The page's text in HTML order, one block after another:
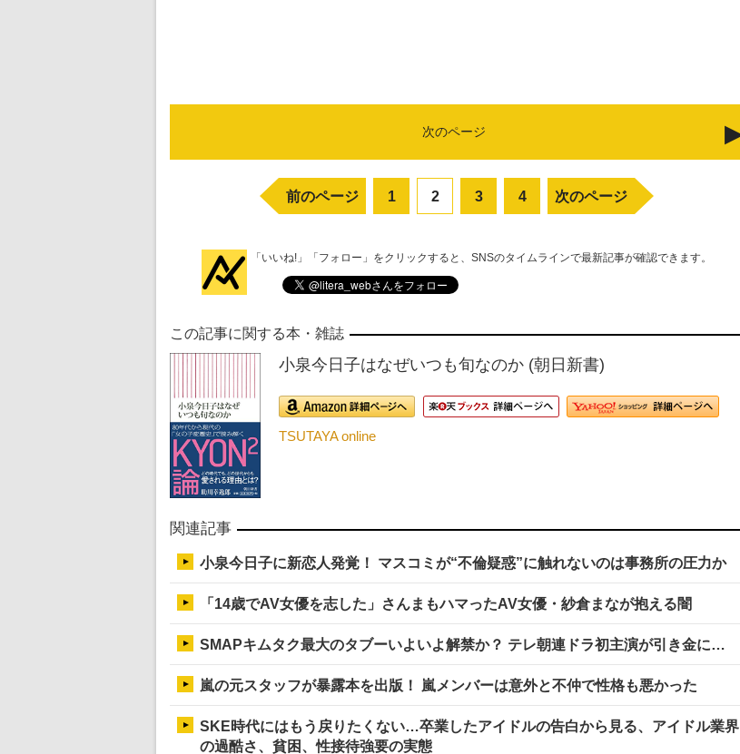
次のページ
前のページ 1 2 3 4 次のページ
「いいね!」「フォロー」をクリックすると、SNSのタイムラインで最新記事が確認できます。
この記事に関する本・雑誌
小泉今日子はなぜいつも旬なのか (朝日新書)
TSUTAYA online
関連記事
小泉今日子に新恋人発覚！ マスコミが“不倫疑惑”に触れないのは事務所の圧力か
「14歳でAV女優を志した」さんまもハマったAV女優・紗倉まなが抱える闇
SMAPキムタク最大のタブーいよいよ解禁か？ テレ朝連ドラ初主演が引き金に…
嵐の元スタッフが暴露本を出版！ 嵐メンバーは意外と不仲で性格も悪かった
SKE時代にはもう戻りたくない…卒業したアイドルの告白から見る、アイドル業界
の過酷さ、貧困、性接待強要の実態